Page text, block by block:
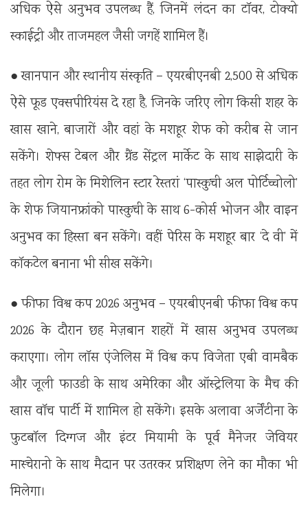
अधिक ऐसे अनुभव उपलब्ध हैं, जिनमें लंदन का टॉवर, टोक्यो
स्काईट्री और ताजमहल जैसी जगहें शामिल हैं।
● खानपान और स्थानीय संस्कृति – एयरबीएनबी 2,500 से अधिक
ऐसे फूड एक्सपीरियंस दे रहा है, जिनके जरिए लोग किसी शहर के
खास खाने, बाजारों और वहां के मशहूर शेफ को करीब से जान
सकेंगे। शेफ्स टेबल और ग्रैंड सेंट्रल मार्केट के साथ साझेदारी के
तहत लोग रोम के मिशेलिन स्टार रेस्तरां ‘पास्कुची अल पोर्टिच्चोलो’
के शेफ जियानफ्रांको पास्कुची के साथ 6-कोर्स भोजन और वाइन
अनुभव का हिस्सा बन सकेंगे। वहीं पेरिस के मशहूर बार ‘दे वी’ में
कॉकटेल बनाना भी सीख सकेंगे।
● फीफा विश्व कप 2026 अनुभव – एयरबीएनबी फीफा विश्व कप
2026 के दौरान छह मेज़बान शहरों में खास अनुभव उपलब्ध
कराएगा। लोग लॉस एंजेलिस में विश्व कप विजेता एबी वामबैक
और जूली फाउडी के साथ अमेरिका और ऑस्ट्रेलिया के मैच की
खास वॉच पार्टी में शामिल हो सकेंगे। इसके अलावा अर्जेंटीना के
फुटबॉल दिग्गज और इंटर मियामी के पूर्व मैनेजर जेवियर
मास्चेरानो के साथ मैदान पर उतरकर प्रशिक्षण लेने का मौका भी
मिलेगा।